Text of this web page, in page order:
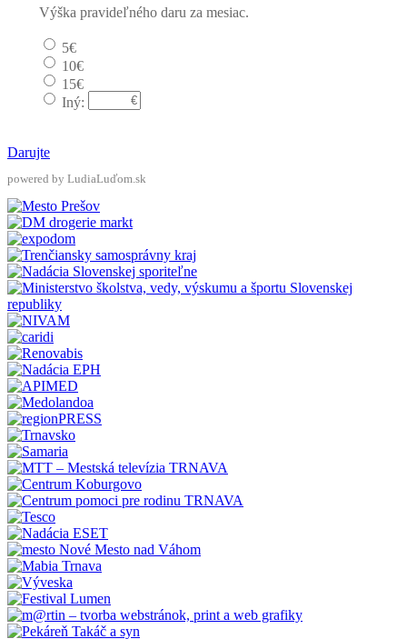
Výška pravideľného daru za mesiac.
5€
10€
15€
Iný:
Darujte
powered by LudiaLuďom.sk